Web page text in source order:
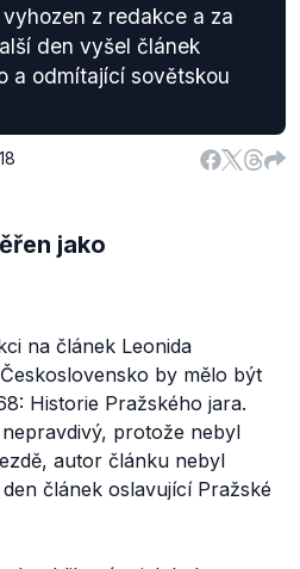
z redakce a za
den vyšel článek
a odmítající sovětskou
jako
na článek Leonida
Československo by mělo být
Historie Pražského jara.
protože nebyl
autor článku nebyl
článek oslavující Pražské